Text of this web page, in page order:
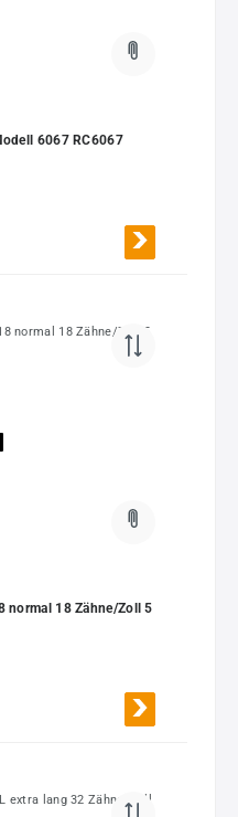
6067 RC6067
normal 18 Zähne/Zoll 5